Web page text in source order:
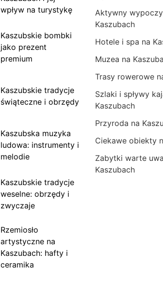
wpływ na turystykę
Kaszubskie bombki
jako prezent
premium
Kaszubskie tradycje
świąteczne i obrzędy
Kaszubska muzyka
ludowa: instrumenty i
melodie
Kaszubskie tradycje
weselne: obrzędy i
zwyczaje
Rzemiosło
artystyczne na
Kaszubach: hafty i
ceramika
Aktywny
Kaszubach
Hotele i spa na
Muzea na
Trasy rowerowe
Szlaki i spływy
Kaszubach
Przyroda na
Ciekawe obiekty
Zabytki warte
Kaszubach